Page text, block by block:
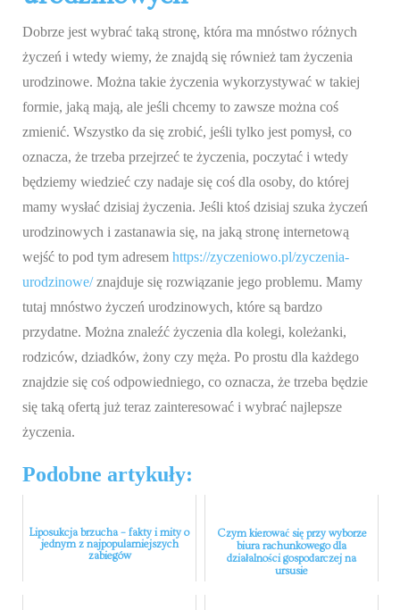
Dobrze jest wybrać taką stronę, która ma mnóstwo różnych
życzeń i wtedy wiemy, że znajdą się również tam życzenia
urodzinowe. Można takie życzenia wykorzystywać w takiej
formie, jaką mają, ale jeśli chcemy to zawsze można coś
zmienić. Wszystko da się zrobić, jeśli tylko jest pomysł, co
oznacza, że trzeba przejrzeć te życzenia, poczytać i wtedy
będziemy wiedzieć czy nadaje się coś dla osoby, do której
mamy wysłać dzisiaj życzenia. Jeśli ktoś dzisiaj szuka życzeń
urodzinowych i zastanawia się, na jaką stronę internetową
wejść to pod tym adresem https://zyczeniowo.pl/zyczenia-
urodzinowe/znajduje się rozwiązanie jego problemu. Mamy
tutaj mnóstwo życzeń urodzinowych, które są bardzo
przydatne. Można znaleźć życzenia dla kolegi, koleżanki,
rodziców, dziadków, żony czy męża. Po prostu dla każdego
znajdzie się coś odpowiedniego, co oznacza, że trzeba będzie
się taką ofertą już teraz zainteresować i wybrać najlepsze
życzenia.
Podobne artykuły:
Liposukcja brzucha – fakty i mity o
jednym z najpopularniejszych
zabiegów
Czym kierować się przy wyborze
biura rachunkowego dla
działalności gospodarczej na
ursusie